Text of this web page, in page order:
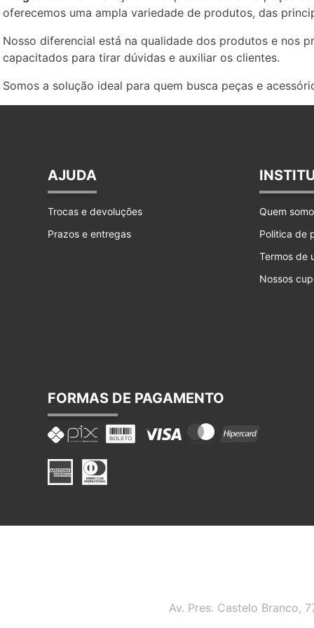
oferecemos uma ampla variedade de produtos, das
Nosso diferencial está na qualidade dos produtos e nos
capacitados para tirar dúvidas e auxiliar os clientes.
Somos a solução ideal para quem busca peças e
AJUDA
Trocas e devoluções
Prazos e entregas
Quem
Politica de
Termos de
Nossos
FORMAS DE PAGAMENTO
Av. Pres. Castelo Branco,